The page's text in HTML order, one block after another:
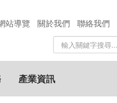
站導覽 關於我們 聯絡我們
站
內
搜
尋
關
鍵
產業資訊